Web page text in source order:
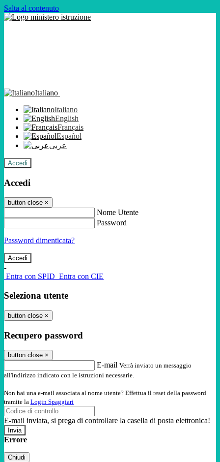
Salta al contenuto
Italiano
Italiano
English
Français
Español
عربى
Accedi
Accedi
button close ×
Nome Utente
Password
Password dimenticata?
-
Entra con SPID Entra con CIE
Seleziona utente
button close ×
Recupero password
button close ×
E-mail Verrà inviato un messaggio
all'indirizzo indicato con le istruzioni necessarie.
Non hai una e-mail associata al nome utente? Effettua il reset della password
tramite la Login Spaggiari
E-mail inviata, si prega di controllare la casella di posta elettronica!
Errore
Chiudi